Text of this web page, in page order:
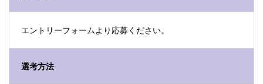
エントリーフォームより応募ください。
選考方法